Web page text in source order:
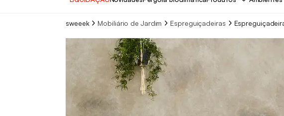
sweeek Mobiliário de Jardim Espreguiçadeiras